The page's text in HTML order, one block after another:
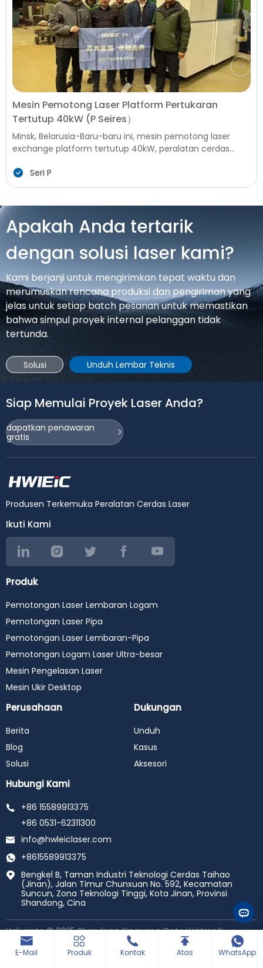
Mesin Pemotong Laser Platform Pertukaran
Tertutup 40kW (P Seires）
Minsk, Belarusia-Baru-baru ini, mesin pemotong laser
exchange platform tertutup 40kW, peralatan cerdas
dan ditugaskan di sebuah Perusahaan Manufaktur utama
di Belarusia. Instalasi ini menandai tonggak sejarah baru
presisi yang canggih ke industri manufaktur Belarusia,
yang menghadapi permintaan kuat dalam konstruksi
infrastruktur dan manufaktur mesin pertanian.
Seri P
Apakah Anda tertarik
dengan solusi laser kami?
Kami berjanji untuk mengirimkan tepat waktu dan
merumuskan rencana produksi dan pengiriman yang
jelas untuk setiap batch pesanan untuk memastikan
bahwa simpul proyek internal pelanggan tidak
tertunda.
Solusi Unduh Lembar Teknis
Siap Memulai Proyek Laser Anda?
dapatkan penawaran
gratis
Produsen Terkemuka Peralatan Cerdas Laser
Ikuti Kami
Produk
Pemotongan Laser Lembaran Logam
Pemotongan Laser Pipa
Pemotongan Laser Lembaran-Pipa
Pemotongan Logam Laser Ultra-besar
Mesin Pengelasan Laser
Mesin Ukir Desktop
Perusahaan
Berita
Blog
Solusi
Dukungan
Unduh
Kasus
Aksesori
Hubungi Kami
+86 15589913375
+86 0531-62311300
info@hwleiclaser.com
+8615589913375
Bengkel B, Taman Industri Teknologi Cerdas Taihao
(Jinan), Jalan Timur Chunxuan No. 592, Kecamatan
Suncun, Zona Teknologi Tinggi, Kota Jinan, Provinsi
Shandong, Cina
Hak cipta © 2025 Shandong Xinguang Optoelektronik
Technology Co., ltd., Ltd. Semua Hak Dilindungi undang-
undang.
Didukung oleh haiyunhui
Sitemap
Perjanjian Privasi
E-Mail Produk Kontak Atas WhatsApp